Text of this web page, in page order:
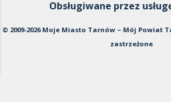
Obsługiwane przez
© 2009-2026 Moje Miasto Tarnów – Mój Powiat
zastrzeżone